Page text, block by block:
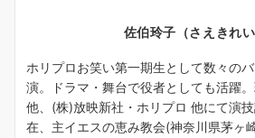
佐伯玲子（さえきれい
ホリプロお笑い第一期生として数々の
演。ドラマ・舞台で役者としても活躍
他、(株)放映新社・ホリプロ 他にて演
在、主イエスの恵み教会(神奈川県茅ヶ